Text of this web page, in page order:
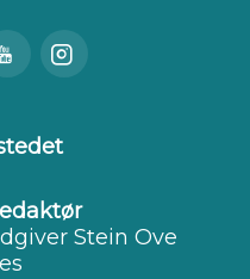
Besøk
Instagram
Stein Ove